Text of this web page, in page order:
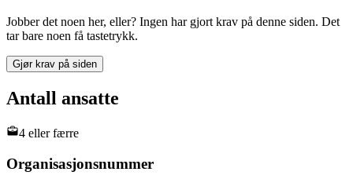
Jobber det noen her, eller? Ingen har gjort krav på denne siden. Det
tar bare noen få tastetrykk.
Gjør krav på siden
Antall ansatte
4 eller færre
Organisasjonsnummer